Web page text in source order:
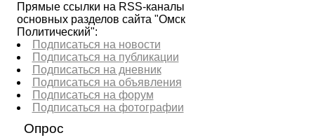
Прямые ссылки на RSS-каналы
основных разделов сайта "Омск
Политический":
Подписаться на новости
Подписаться на публикации
Подписаться на дневник
Подписаться на объявления
Подписаться на форум
Подписаться на фотографии
Опрос